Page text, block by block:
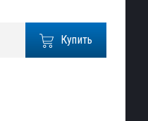
Купить